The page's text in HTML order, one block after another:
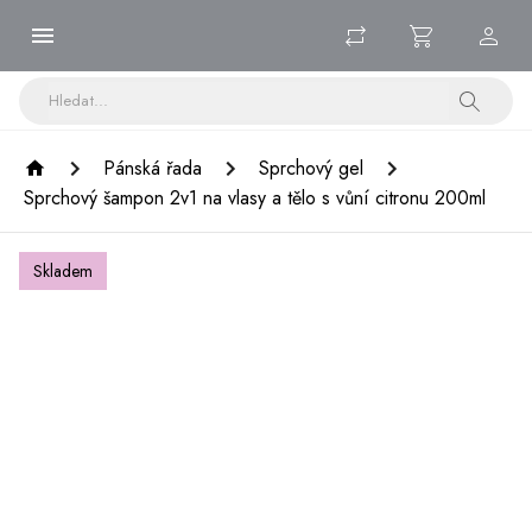
Pánská řada
Sprchový gel
Sprchový šampon 2v1 na vlasy a tělo s vůní citronu 200ml
Skladem